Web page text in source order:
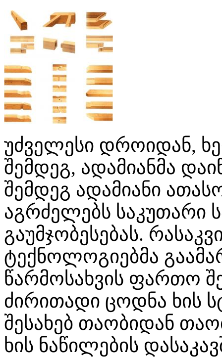
უძველესი დროიდან,
შემდეგ, ადამიანმა
შემდეგ ადამიანი
აგრძელებს საკუთარი
გაუმჯობესებას.
ტექნოლოგიებმა
წარმოსახვის ფართო
ძირითადი ცოდნა ხის
შესახებ თაობიდან
ხის ნაწილების